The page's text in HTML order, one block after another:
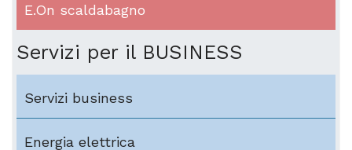
E.On scaldabagno
Servizi per il BUSINESS
Servizi business
Energia elettrica